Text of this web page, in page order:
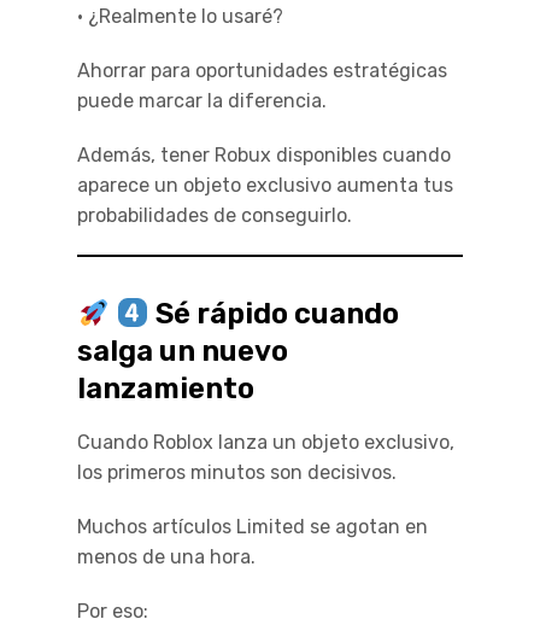
• ¿Realmente lo usaré?
Ahorrar para oportunidades estratégicas
puede marcar la diferencia.
Además, tener Robux disponibles cuando
aparece un objeto exclusivo aumenta tus
probabilidades de conseguirlo.
Sé rápido cuando
salga un nuevo
lanzamiento
Cuando Roblox lanza un objeto exclusivo,
los primeros minutos son decisivos.
Muchos artículos Limited se agotan en
menos de una hora.
Por eso: